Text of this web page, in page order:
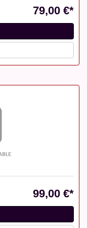
79,00 €*
99,00 €*